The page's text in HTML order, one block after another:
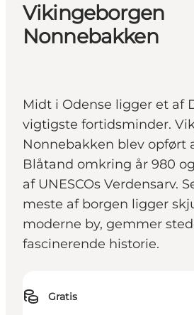
Vikingeborgen
Nonnebakken
Midt i Odense ligger et af
vigtigste fortidsminder.
Nonnebakken blev opført
Blåtand omkring år 980
af UNESCOs Verdensarv.
meste af borgen ligger
moderne by, gemmer
fascinerende historie.
Gratis